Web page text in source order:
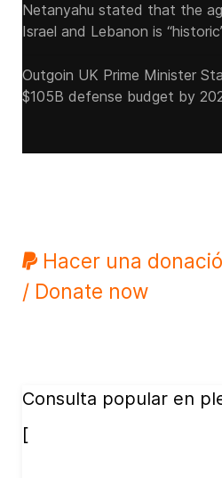
Netanyahu stated that the
Israel and Lebanon is
Outgoin UK Prime Minister
$105B defense budget by
Hacer una
/ Donate now
Consulta popular en
[